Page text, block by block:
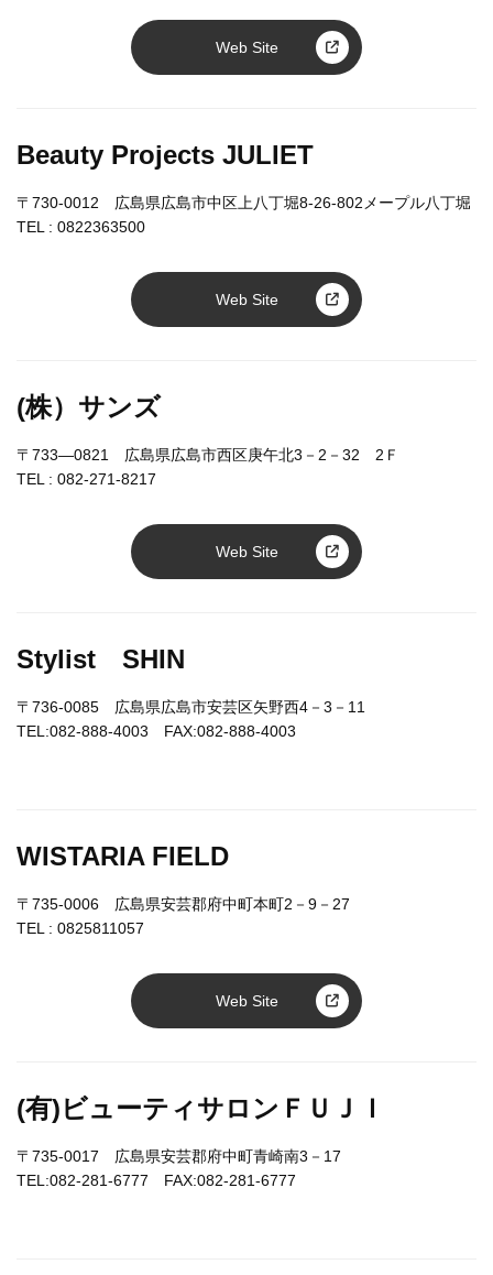
Web Site
Beauty Projects JULIET
〒730-0012 広島県広島市中区上八丁堀8-26-802メープル八丁堀
TEL : 0822363500
Web Site
(株）サンズ
〒733―0821 広島県広島市西区庚午北3－2－32 2Ｆ
TEL : 082-271-8217
Web Site
Stylist SHIN
〒736-0085 広島県広島市安芸区矢野西4－3－11
TEL:082-888-4003 FAX:082-888-4003
WISTARIA FIELD
〒735-0006 広島県安芸郡府中町本町2－9－27
TEL : 0825811057
Web Site
(有)ビューティサロンＦＵＪＩ
〒735-0017 広島県安芸郡府中町青崎南3－17
TEL:082-281-6777 FAX:082-281-6777